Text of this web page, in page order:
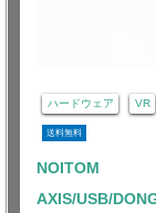
ハードウェア VR
送料無料
NOITOM
AXIS/USB/